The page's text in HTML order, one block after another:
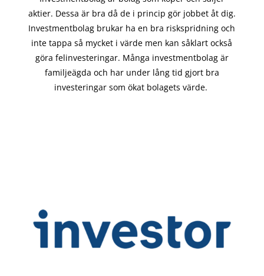
aktier. Dessa är bra då de i princip görjobbet åt dig.
Investmentbolag brukar ha en bra riskspridning och
inte tappa så mycket i värde men kan såklart också
göra felinvesteringar. Många investmentbolag är
familjeägda och har under lång tid gjort bra
investeringar som ökat bolagets värde.